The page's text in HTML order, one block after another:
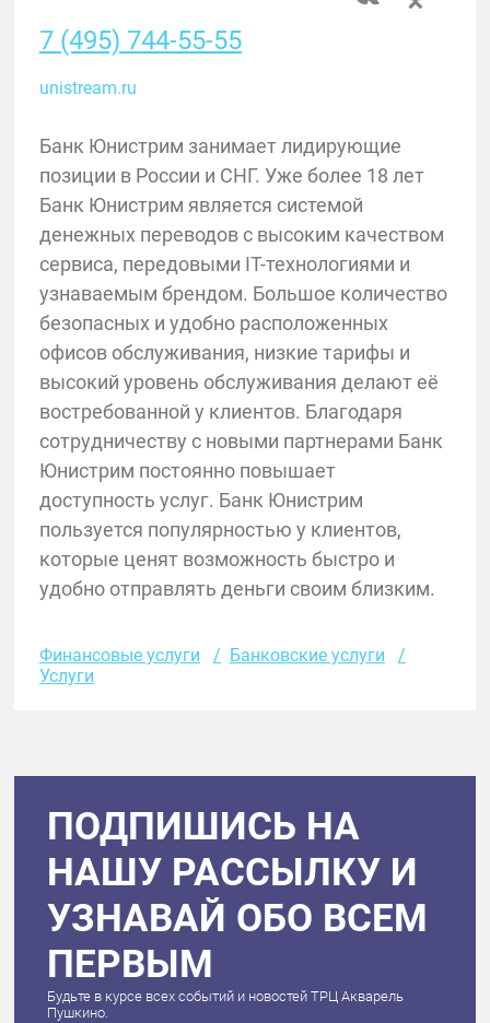
7 (495) 744-55-55
unistream.ru
Банк Юнистрим занимает лидирующие
позиции в России и СНГ. Уже более 18 лет
Банк Юнистрим является системой
денежных переводов с высоким качеством
сервиса, передовыми IT-технологиями и
узнаваемым брендом. Большое количество
безопасных и удобно расположенных
офисов обслуживания, низкие тарифы и
высокий уровень обслуживания делают её
востребованной у клиентов. Благодаря
сотрудничеству с новыми партнерами Банк
Юнистрим постоянно повышает
доступность услуг. Банк Юнистрим
пользуется популярностью у клиентов,
которые ценят возможность быстро и
удобно отправлять деньги своим близким.
Финансовые услуги
Банковские услуги
Услуги
ПОДПИШИСЬ НА
НАШУ РАССЫЛКУ И
УЗНАВАЙ ОБО ВСЕМ
ПЕРВЫМ
Будьте в курсе всех событий и новостей ТРЦ Акварель
Пушкино.